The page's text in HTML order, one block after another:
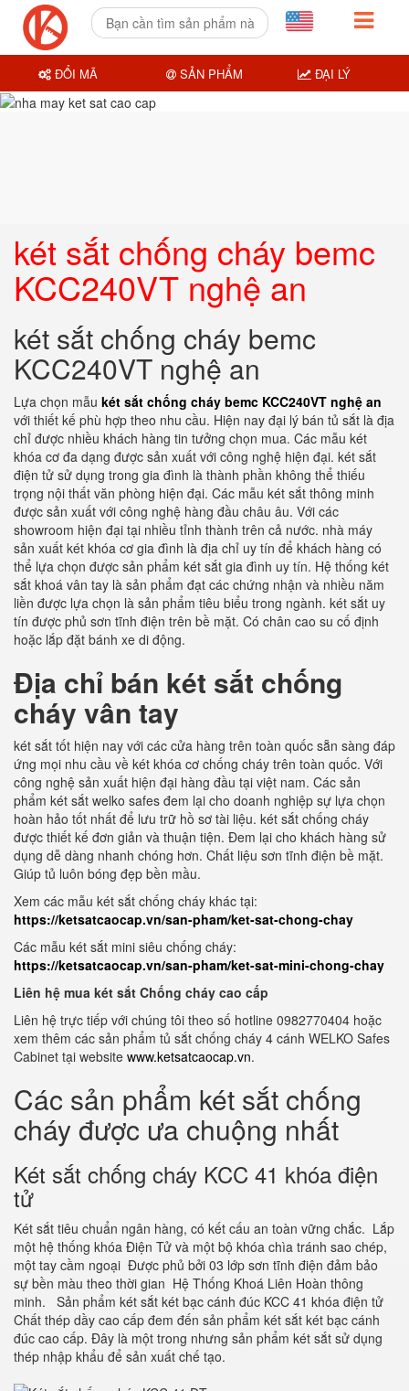
két sắt chống cháy bemc
KCC240VT nghệ an
két sắt chống cháy bemc
KCC240VT nghệ an
Lựa chọn mẫu két sắt chống cháy bemc KCC240VT nghệ an
với thiết kế phù hợp theo nhu cầu. Hiện nay đại lý bán tủ sắt là địa
chỉ được nhiều khách hàng tin tưởng chọn mua. Các mẫu két
khóa cơ đa dạng được sản xuất với công nghệ hiện đại. két sắt
điện tử sử dụng trong gia đình là thành phần không thể thiếu
trọng nội thất văn phòng hiện đại. Các mẫu két sắt thông minh
được sản xuất với công nghệ hàng đầu châu âu. Với các
showroom hiện đại tại nhiều tỉnh thành trên cả nước. nhà máy
sản xuất két khóa cơ gia đình là địa chỉ uy tín để khách hàng có
thể lựa chọn được sản phẩm két sắt gia đình uy tín. Hệ thống két
sắt khoá vân tay là sản phẩm đạt các chứng nhận và nhiều năm
liền được lựa chọn là sản phẩm tiêu biểu trong ngành. két sắt uy
tín được phủ sơn tĩnh điện trên bề mặt. Có chân cao su cố định
hoặc lắp đặt bánh xe di động.
Địa chỉ bán két sắt chống
cháy vân tay
két sắt tốt hiện nay với các cửa hàng trên toàn quốc sẵn sàng đáp
ứng mọi nhu cầu về két khóa cơ chống cháy trên toàn quốc. Với
công nghệ sản xuất hiện đại hàng đầu tại việt nam. Các sản
phẩm két sắt welko safes đem lại cho doanh nghiệp sự lựa chọn
hoàn hảo tốt nhất để lưu trữ hồ sơ tài liệu. két sắt chống cháy
được thiết kế đơn giản và thuận tiện. Đem lại cho khách hàng sử
dụng dễ dàng nhanh chóng hơn. Chất liệu sơn tĩnh điện bề mặt.
Giúp tủ luôn bóng đẹp bền mầu.
Xem các mẫu két sắt chống cháy khác tại:
https://ketsatcaocap.vn/san-pham/ket-sat-chong-chay
Các mẫu két sắt mini siêu chống cháy:
https://ketsatcaocap.vn/san-pham/ket-sat-mini-chong-chay
Liên hệ mua két sắt Chống cháy cao cấp
Liên hệ trực tiếp với chúng tôi theo số hotline 0982770404 hoặc
xem thêm các sản phẩm tủ sắt chống cháy 4 cánh WELKO Safes
Cabinet tại website www.ketsatcaocap.vn.
Các sản phẩm két sắt chống
cháy được ưa chuộng nhất
Két sắt chống cháy KCC 41 khóa điện
tử
Két sắt tiêu chuẩn ngân hàng, có kết cấu an toàn vững chắc. Lắp
một hệ thống khóa Điện Tử và một bộ khóa chìa tránh sao chép,
một tay cầm ngoại Được phủ bởi 03 lớp sơn tĩnh điện đảm bảo
sự bền màu theo thời gian Hệ Thống Khoá Liên Hoàn thông
minh. Sản phẩm két sắt két bạc cánh đúc KCC 41 khóa điện tử
Chất thép dầy cao cấp đem đến sản phẩm két sắt két bạc cánh
đúc cao cấp. Đây là một trong nhưng sản phẩm két sắt sử dụng
thép nhập khẩu để sản xuất chế tạo.
ĐỔI MÃ SẢN PHẨM ĐẠI LÝ